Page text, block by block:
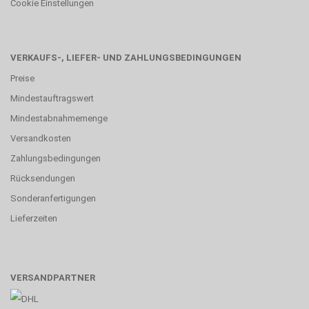
Cookie Einstellungen
VERKAUFS-, LIEFER- UND ZAHLUNGSBEDINGUNGEN
Preise
Mindestauftragswert
Mindestabnahmemenge
Versandkosten
Zahlungsbedingungen
Rücksendungen
Sonderanfertigungen
Lieferzeiten
VERSANDPARTNER